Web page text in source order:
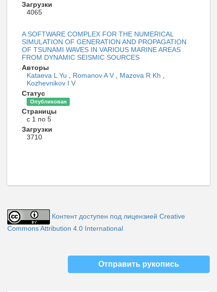
Загрузки
4065
A SOFTWARE COMPLEX FOR THE NUMERICAL
SIMULATION OF GENERATION AND PROPAGATION
OF TSUNAMI WAVES IN VARIOUS MARINE AREAS
FROM DYNAMIC SEISMIC SOURCES
Авторы
Kataeva L Yu
Romanov A V Mazova R Kh
Kozhevnikov I V
Статус
Опубликован
Страницы
с 1 по 5
Загрузки
3710
Контент доступен под лицензией Creative
Commons Attribution 4.0 International
Отправить рукопись